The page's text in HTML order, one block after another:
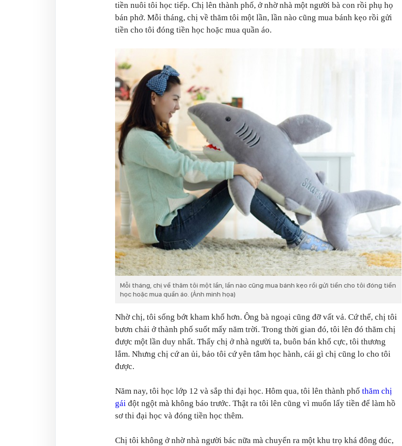
tiền nuôi tôi học tiếp. Chị lên thành phố, ở nhờ nhà một người bà con rồi phụ họ
bán phở. Mỗi tháng, chị về thăm tôi một lần, lần nào cũng mua bánh kẹo rồi gửi
tiền cho tôi đóng tiền học hoặc mua quần áo.
Mỗi tháng, chị về thăm tôi một lần, lần nào cũng mua bánh kẹo rồi gửi tiền cho tôi đóng tiền
học hoặc mua quần áo. (Ảnh minh họa)
Nhờ chị, tôi sống bớt kham khổ hơn. Ông bà ngoại cũng đỡ vất vả. Cứ thế, chị tôi
bươn chải ở thành phố suốt mấy năm trời. Trong thời gian đó, tôi lên đó thăm chị
được một lần duy nhất. Thấy chị ở nhà người ta, buôn bán khổ cực, tôi thương
lắm. Nhưng chị cứ an ủi, bảo tôi cứ yên tâm học hành, cái gì chị cũng lo cho tôi
được.
Năm nay, tôi học lớp 12 và sắp thi đại học. Hôm qua, tôi lên thành phố thăm chị
gái đột ngột mà không báo trước. Thật ra tôi lên cũng vì muốn lấy tiền để làm hồ
sơ thi đại học và đóng tiền học thêm.
Chị tôi không ở nhờ nhà người bác nữa mà chuyển ra một khu trọ khá đông đúc,